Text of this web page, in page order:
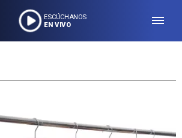
ESCÚCHANOS
EN VIVO